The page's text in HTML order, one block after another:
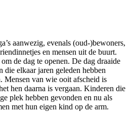
aanwezig, evenals (oud-)bewoners,
en mensen uit de buurt.
de dag te openen. De dag draaide
die elkaar jaren geleden hebben
Mensen van wie ooit afscheid is
hen daarna is vergaan. Kinderen die
plek hebben gevonden en nu als
met hun eigen kind op de arm.